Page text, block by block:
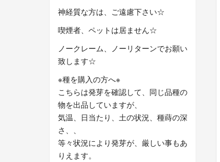
神経質な方は、ご遠慮下さい☆
喫煙者、ペットは居ません☆
ノークレーム、ノーリターンでお願い
致します☆
※種を購入の方へ※
こちらは発芽を確認して、同じ品種の
物を出品していますが、
気温、日当たり、土の状況、種蒔の深
さ、、
等々状況により発芽が、厳しい事もあ
りえます。